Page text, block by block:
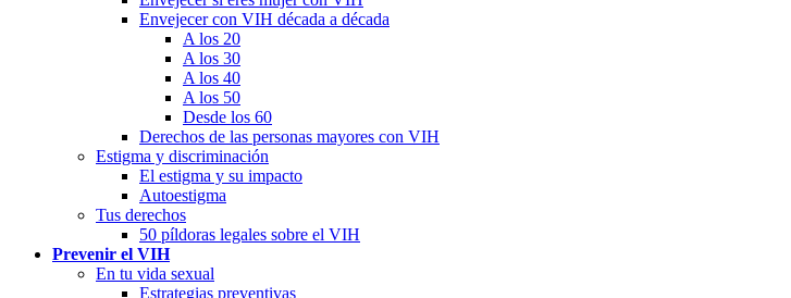
Envejecer con VIH década a década
A los 20
A los 30
A los 40
A los 50
Desde los 60
Derechos de las personas mayores con VIH
Estigma y discriminación
El estigma y su impacto
Autoestigma
Tus derechos
50 píldoras legales sobre el VIH
Prevenir el VIH
En tu vida sexual
Estrategias preventivas